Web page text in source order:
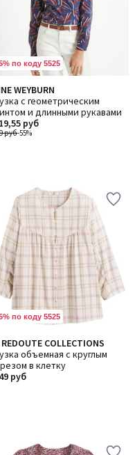
по коду 5525
WEYBURN
с геометрическим
и длинными рукавами
руб-55%
руб
по коду 5525
COLLECTIONS
объемная с круглым
в клетку
руб